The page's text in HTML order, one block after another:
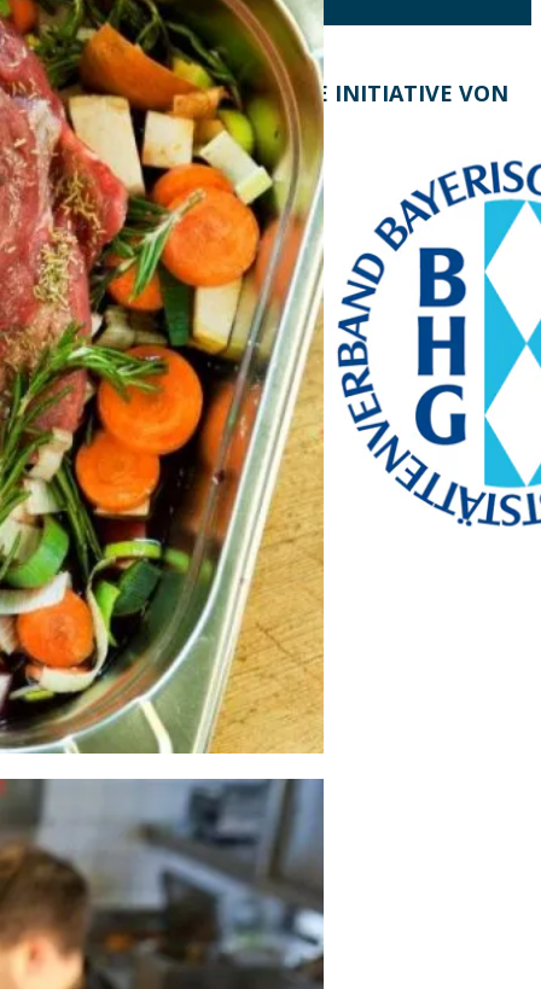
KONTAKT EINE INITIATIVE VON
Bayern Tourist Gmbh
(BTG)
Prinz-Ludwig-Palais
Türkenstraße 7
80333 München
Telefon: +49 89 28760-
117
Fax: +49 89 28760-121
bayerischekueche@btg-
service.de
www.btg-service.de